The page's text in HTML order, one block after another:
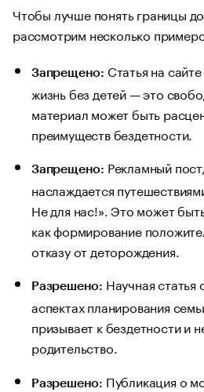
Чтобы лучше понять границы
рассмотрим несколько
Запрещено: Статья на
жизнь без детей — это
материал может быть
преимуществ бездетности.
Запрещено: Рекламный
наслаждается
Не для нас!». Это может
как формирование
отказу от деторождения.
Разрешено: Научная статья
аспектах планирования
призывает к бездетности и
родительство.
Разрешено: Публикация о